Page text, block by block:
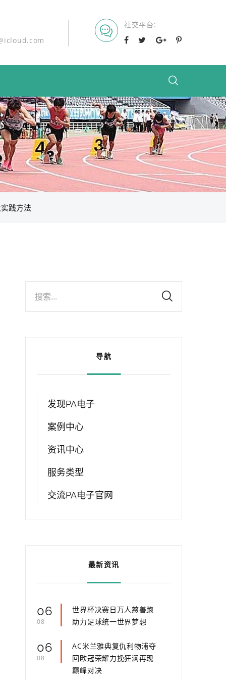
社交平台
践方法
搜索...
导航
发现PA电子
案例中心
资讯中心
服务类型
交流PA电子官网
最新资讯
06
08
世界杯决赛日万人慈善跑
助力足球统一世界梦想
06
08
AC米兰雅典复仇利物浦夺
回欧冠荣耀力挽狂澜再现
巅峰对决